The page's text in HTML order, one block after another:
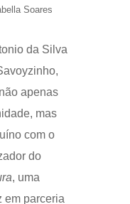
Soares
da Silva
apenas
mas
com o
do
, uma
em parceria